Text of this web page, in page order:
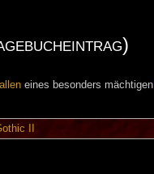
eines besonders mächtigen
II